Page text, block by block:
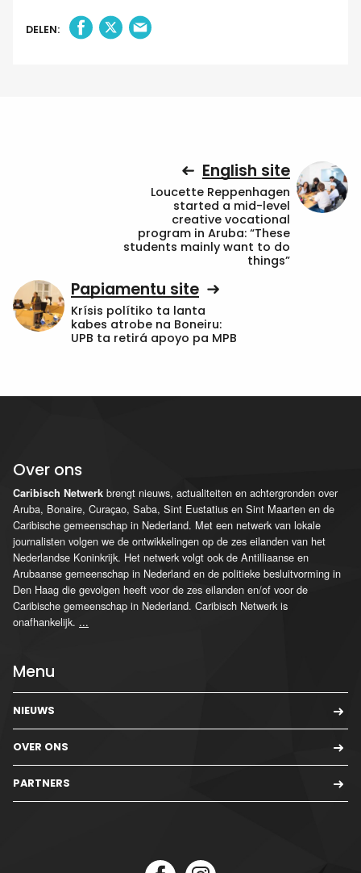
DELEN:
English site
Loucette Reppenhagen
started a mid-level
creative vocational
program in Aruba: “These
students mainly want to do
things”
Papiamentu site
Krísis polítiko ta lanta
kabes atrobe na Boneiru:
UPB ta retirá apoyo pa MPB
Over ons
Caribisch Netwerk brengt nieuws, actualiteiten en achtergronden over
Aruba, Bonaire, Curaçao, Saba, Sint Eustatius en Sint Maarten en de
Caribische gemeenschap in Nederland. Met een netwerk van lokale
journalisten volgen we de ontwikkelingen op de zes eilanden van het
Nederlandse Koninkrijk. Het netwerk volgt ook de Antilliaanse en
Arubaanse gemeenschap in Nederland en de politieke besluitvorming in
Den Haag die gevolgen heeft voor de zes eilanden en/of voor de
Caribische gemeenschap in Nederland. Caribisch Netwerk is
onafhankelijk. ...
Menu
NIEUWS
OVER ONS
PARTNERS